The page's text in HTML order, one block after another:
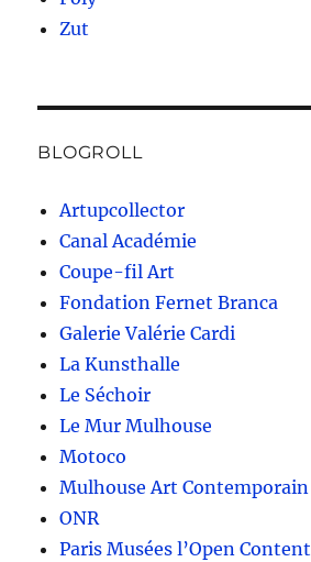
Zut
BLOGROLL
Artupcollector
Canal Académie
Coupe-fil Art
Fondation Fernet Branca
Galerie Valérie Cardi
La Kunsthalle
Le Séchoir
Le Mur Mulhouse
Motoco
Mulhouse Art Contemporain
ONR
Paris Musées l’Open Content